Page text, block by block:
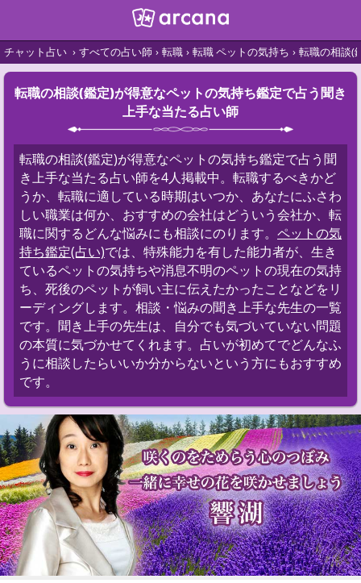
チャット占い すべての占い師 転職 転職 ペットの気持ち 転職の相談(
転職の相談(鑑定)が得意なペットの気持ち鑑定で占う聞き
上手な当たる占い師
転職の相談(鑑定)が得意なペットの気持ち鑑定で占う聞
き上手な当たる占い師を4人掲載中。転職するべきかど
うか、転職に適している時期はいつか、あなたにふさわ
しい職業は何か、おすすめの会社はどういう会社か、転
職に関するどんな悩みにも相談にのります。 ペットの気
持ち鑑定(占い)では、特殊能力を有した能力者が、生き
ているペットの気持ちや消息不明のペットの現在の気持
ち、死後のペットが飼い主に伝えたかったことなどをリ
ーディングします。相談・悩みの聞き上手な先生の一覧
です。聞き上手の先生は、自分でも気づいていない問題
の本質に気づかせてくれます。占いが初めてでどんなふ
うに相談したらいいか分からないという方にもおすすめ
です。